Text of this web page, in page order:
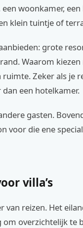
woonkamer,
klein tuintje of
grote
Waarom
Zeker als je
een hotelkamer.
gasten.
voor die ene
villa’s
van reizen. Het
overzichtelijk te